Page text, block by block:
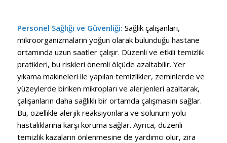
Personel Sağlığı ve Güvenliği: Sağlık çalışanları,
mikroorganizmaların yoğun olarak bulunduğu hastane
ortamında uzun saatler çalışır. Düzenli ve etkili temizlik
pratikleri, bu riskleri önemli ölçüde azaltabilir. Yer
yıkama makineleri ile yapılan temizlikler, zeminlerde ve
yüzeylerde biriken mikropları ve alerjenleri azaltarak,
çalışanların daha sağlıklı bir ortamda çalışmasını sağlar.
Bu, özellikle alerjik reaksiyonlara ve solunum yolu
hastalıklarına karşı koruma sağlar. Ayrıca, düzenli
temizlik kazaların önlenmesine de yardımcı olur, zira